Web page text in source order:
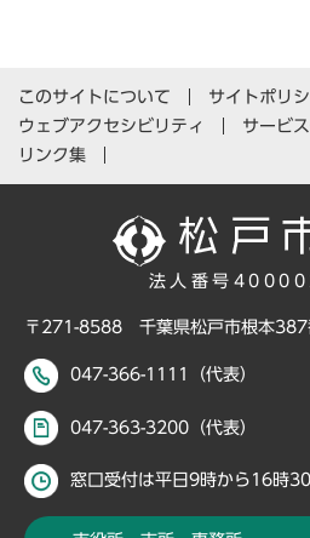
このサイトについて
サイトポリ
ウェブアクセシビリティ
サービ
リンク集
法人番号
〒271-8588 千葉県松戸市根本387
047-366-1111（代表）
047-363-3200（代表）
窓口受付は平日9時から16時